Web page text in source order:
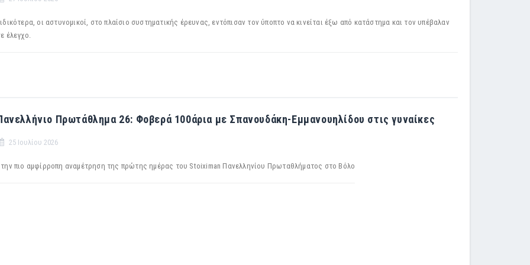
οι αστυνομικοί, στο πλαίσιο συστηματικής έρευνας, εντόπισαν τον ύποπτο να κινείται έξω από κατάστημα και τον υπέβαλαν
έλεγχο.
Πρωτάθλημα 26: Φοβερά 100άρια με Σπανουδάκη-Εμμανουηλίδου στις γυναίκες
25 Ιουλίου 2026
πιο αμφίρροπη αναμέτρηση της πρώτης ημέρας του Stoiximan Πανελληνίου Πρωταθλήματος στο Βόλο